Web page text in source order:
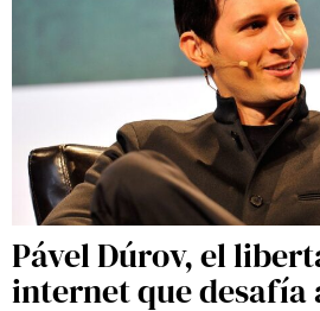
Pável Dúrov, el
internet que desafía